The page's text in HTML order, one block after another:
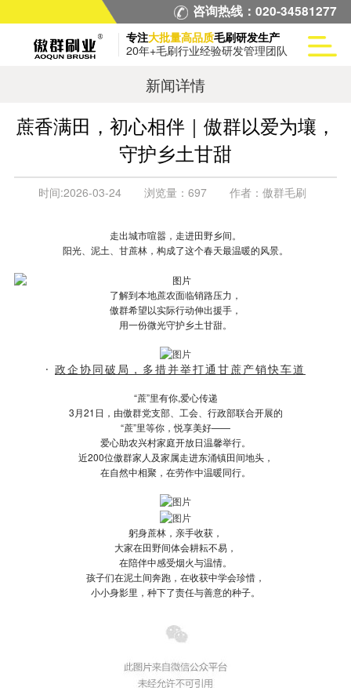
咨询热线：020-34581277
专注大批量高品质毛刷研发生产
20年+毛刷行业经验研发管理团队
新闻详情
蔗香满田，初心相伴｜傲群以爱为壤，
守护乡土甘甜
时间:2026-03-24 浏览量： 697 作者： 傲群毛刷
走出城市喧嚣，走进田野乡间。
阳光、泥土、甘蔗林，构成了这个春天最温暖的风景。
了解到本地蔗农面临销路压力，
傲群希望以实际行动伸出援手，
用一份微光守护乡土甘甜。
· 政企协同破局，多措并举打通甘蔗产销快车道
“蔗”里有你,爱心传递
3月21日，由傲群党支部、工会、行政部联合开展的
“蔗”里等你，悦享美好——
爱心助农兴村家庭开放日温馨举行。
近200位傲群家人及家属走进东涌镇田间地头，
在自然中相聚，在劳作中温暖同行。
躬身蔗林，亲手收获，
大家在田野间体会耕耘不易，
在陪伴中感受烟火与温情。
孩子们在泥土间奔跑，在收获中学会珍惜，
小小身影里，种下了责任与善意的种子。